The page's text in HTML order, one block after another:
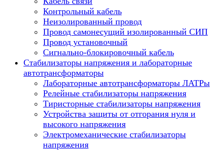
Контрольный кабель
Неизолированный провод
Провод самонесущий изолированный СИП
Провод установочный
Сигнально-блокировочный кабель
Стабилизаторы напряжения и лабораторные
автотрансформаторы
Лабораторные автотрансформаторы ЛАТРы
Релейные стабилизаторы напряжения
Тиристорные стабилизаторы напряжения
Устройства защиты от отгорания нуля и
высокого напряжения
Электромеханические стабилизаторы
напряжения